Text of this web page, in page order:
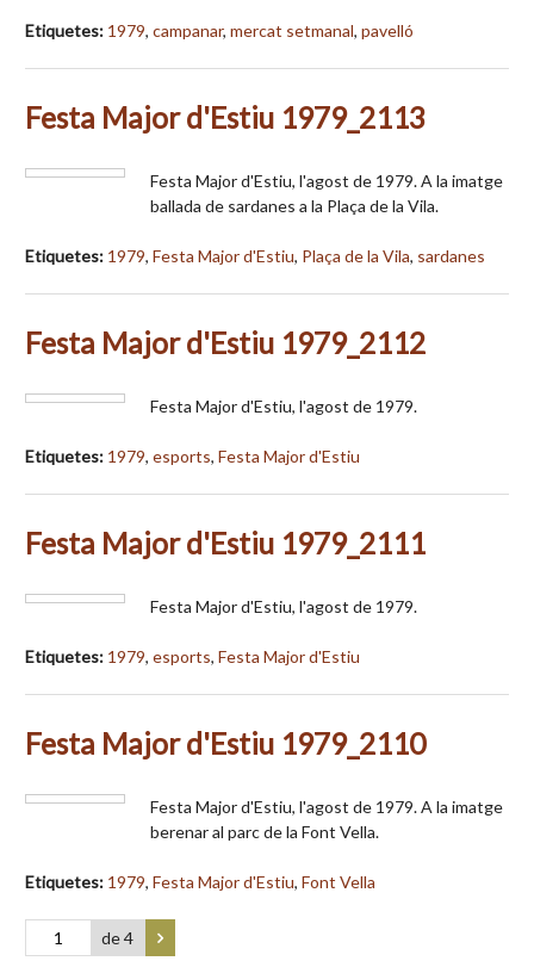
Etiquetes: 1979, campanar, mercat setmanal, pavelló
Festa Major d'Estiu 1979_2113
Festa Major d'Estiu, l'agost de 1979. A la imatge
ballada de sardanes a la Plaça de la Vila.
Etiquetes: 1979, Festa Major d'Estiu, Plaça de la Vila, sardanes
Festa Major d'Estiu 1979_2112
Festa Major d'Estiu, l'agost de 1979.
Etiquetes: 1979, esports, Festa Major d'Estiu
Festa Major d'Estiu 1979_2111
Festa Major d'Estiu, l'agost de 1979.
Etiquetes: 1979, esports, Festa Major d'Estiu
Festa Major d'Estiu 1979_2110
Festa Major d'Estiu, l'agost de 1979. A la imatge
berenar al parc de la Font Vella.
Etiquetes: 1979, Festa Major d'Estiu, Font Vella
de 4